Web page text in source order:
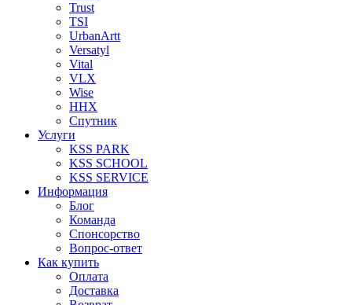
Trust
TSI
UrbanArtt
Versatyl
Vital
VLX
Wise
ННХ
Спутник
Услуги
KSS PARK
KSS SCHOOL
KSS SERVICE
Информация
Блог
Команда
Спонсорство
Вопрос-ответ
Как купить
Оплата
Доставка